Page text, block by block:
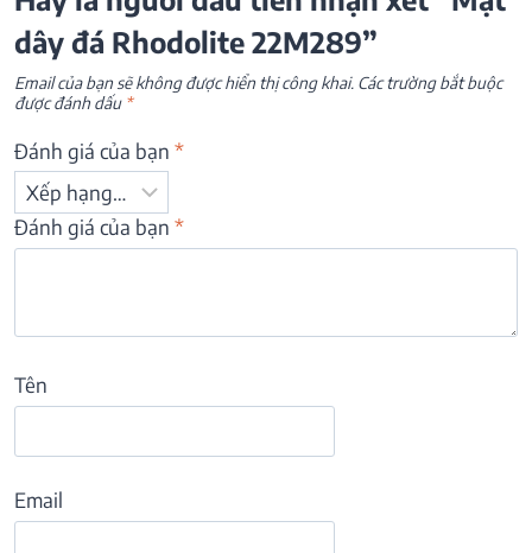
dây đá Rhodolite 22M289”
Email của bạn sẽ không được hiển thị công khai. Các trường bắt buộc
được đánh dấu *
Đánh giá của bạn *
Đánh giá của bạn *
Tên
Email